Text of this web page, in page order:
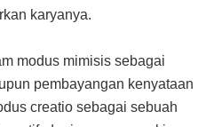
karyanya.
modus mimisis sebagai
pembayangan kenyataan
creatio sebagai sebuah